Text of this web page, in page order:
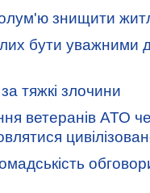
знищити
бути уважними
тяжкі злочини
ветеранів АТО